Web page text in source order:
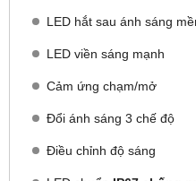
LED hắt sau ánh sáng
LED viền sáng mạnh
Cảm ứng chạm/mở
Đổi ánh sáng 3 chế độ
Điều chỉnh độ sáng